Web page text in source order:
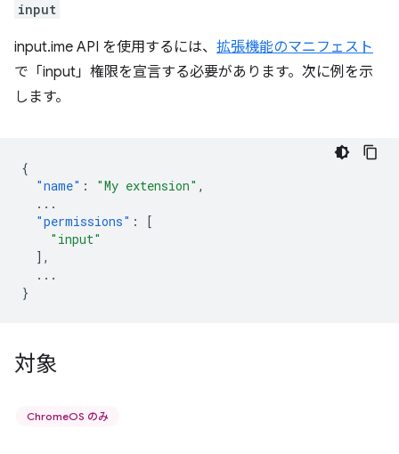
input
input.ime API を使用するには、 拡張機能のマニフェスト
で「input」権限を宣言する必要があります。次に例を示
します。
{
"name" : "My extension" ,
...
"permissions" :
[
"input"
],
...
}
対象
ChromeOS のみ